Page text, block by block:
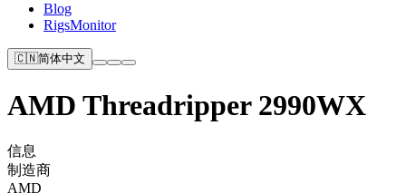
Blog
RigsMonitor
🇨🇳简体中文
AMD Threadripper 2990WX
信息
制造商
AMD